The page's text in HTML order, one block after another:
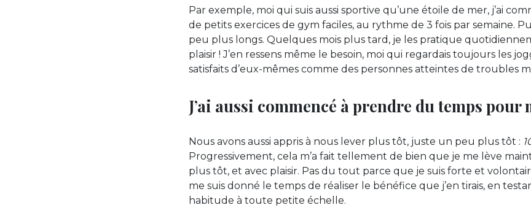
Par exemple, moi qui suis aussi sportive qu’une étoile de mer, j’ai
de petits exercices de gym faciles, au rythme de 3 fois par semaine.
peu plus longs. Quelques mois plus tard, je les pratique
plaisir ! J’en ressens même le besoin, moi qui regardais toujours les
satisfaits d’eux-mêmes comme des personnes atteintes de troubles
J’ai aussi commencé à prendre du temps pour
Nous avons aussi appris à nous lever plus tôt, juste un peu plus tôt :
Progressivement, cela m’a fait tellement de bien que je me lève
plus tôt, et avec plaisir. Pas du tout parce que je suis forte et
me suis donné le temps de réaliser le bénéfice que j’en tirais, en
habitude à toute petite échelle.